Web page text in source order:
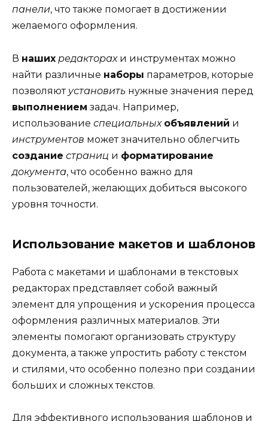
панели, что также помогает в достижении
желаемого оформления.
В наших редакторахи инструментах можно
найти различные наборы параметров, которые
позволяют установить нужные значения перед
выполнением задач. Например,
использование специальных объявлений и
инструментов может значительно облегчить
создание страниц и форматирование
документа, что особенно важно для
пользователей, желающих добиться высокого
уровня точности.
Использование макетов и шаблонов
Работа с макетами и шаблонами в текстовых
редакторах представляет собой важный
элемент для упрощения и ускорения процесса
оформления различных материалов. Эти
элементы помогают организовать структуру
документа, а также упростить работу с текстом
и стилями, что особенно полезно при создании
больших и сложных текстов.
Для эффективного использования шаблонов и